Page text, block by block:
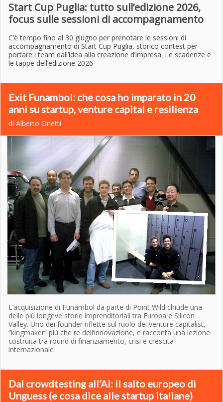
Start Cup Puglia: tutto sull’edizione 2026,
focus sulle sessioni di accompagnamento
C’è tempo fino al 30 giugno per prenotare le sessioni di
accompagnamento di Start Cup Puglia, storico contest per
portare i team dall’idea alla creazione d’impresa. Le scadenze e
le tappe dell’edizione 2026
Exit Funambol: che cosa ho imparato in 20
anni su startup, venture capital e resilienza
di Alberto Onetti
L’acquisizione di Funambol da parte di Point Wild chiude una
delle più longeve storie imprenditoriali tra Europa e Silicon
Valley. Uno dei founder riflette sul ruolo dei venture capitalist,
“kingmaker” più che re dell’innovazione, e racconta una lezione
costruita tra round di finanziamento, crisi e crescita
internazionale
Dal crowdtesting all’AI: il salto europeo di
Unguess (e cosa dice alle startup italiane)